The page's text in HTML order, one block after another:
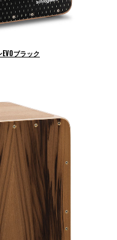
EVOブラック